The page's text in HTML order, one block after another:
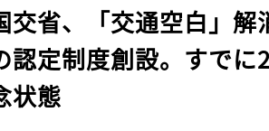
交省、「交通空白」解
認定制度創設。すでに
状態